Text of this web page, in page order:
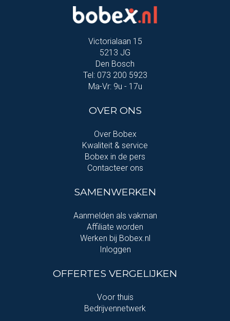
Victorialaan 15
5213 JG
Den Bosch
Tel: 073 200 5923
Ma-Vr: 9u - 17u
OVER ONS
Over Bobex
Kwaliteit & service
Bobex in de pers
Contacteer ons
SAMENWERKEN
Aanmelden als vakman
Affiliate worden
Werken bij Bobex.nl
Inloggen
OFFERTES VERGELIJKEN
Voor thuis
Bedrijvennetwerk